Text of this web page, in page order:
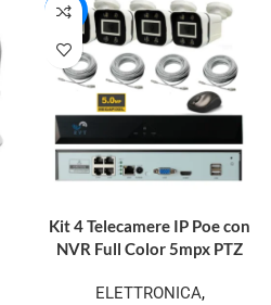
-18%
Kit 4 Telecamere IP Poe con
NVR Full Color 5mpx PTZ
ELETTRONICA,